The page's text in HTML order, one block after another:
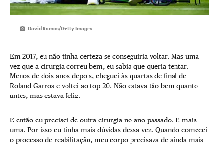
David Ramos/Getty Images
Em 2017, eu não tinha certeza se conseguiria voltar. Mas uma
vez que a cirurgia correu bem, eu sabia que queria tentar.
Menos de dois anos depois, cheguei às quartas de final de
Roland Garros e voltei ao top 20. Não estava tão bem quanto
antes, mas estava feliz.
E então eu precisei de outra cirurgia no ano passado. E mais
uma. Por isso eu tinha mais dúvidas dessa vez. Quando comecei
o processo de reabilitação, meu corpo precisava de ainda mais